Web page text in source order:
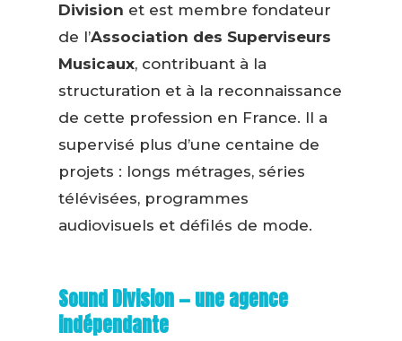
Division et est membre fondateur
de l’Association des Superviseurs
Musicaux, contribuant à la
structuration et à la reconnaissance
de cette profession en France. Il a
supervisé plus d’une centaine de
projets : longs métrages, séries
télévisées, programmes
audiovisuels et défilés de mode.
Sound Division — une agence
indépendante